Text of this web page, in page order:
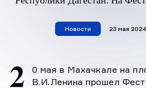
Хивского района. На
поздравили участников
Новости материал
23 мая
2
0 мая в Махачкале на
В.И.Ленина прошел